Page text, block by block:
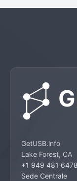
GetUSB.info
Lake Forest, CA
+1 949 481 6478
Sede Centrale